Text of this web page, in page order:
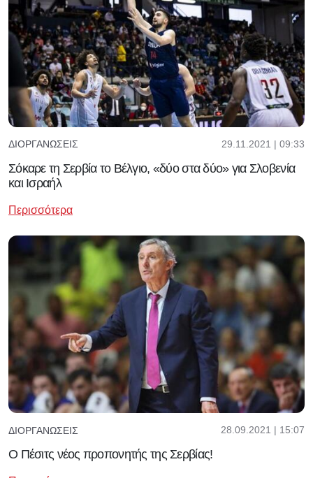
ΔΙΟΡΓΑΝΏΣΕΙΣ 29.11.2021 | 09:33
Σόκαρε τη Σερβία το Βέλγιο, «δύο στα δύο» για Σλοβενία
και Ισραήλ
Περισσότερα
ΔΙΟΡΓΑΝΏΣΕΙΣ 28.09.2021 | 15:07
Ο Πέσιτς νέος προπονητής της Σερβίας!